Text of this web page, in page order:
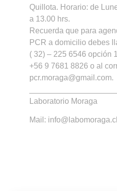
Quillota. Horario: de
a 13.00 hrs.
Recuerda que para
PCR a domicilio debes
( 32) – 225 6546 opción
+56 9 7681 8826 o al
pcr.moraga@gmail.com.
Laboratorio Moraga
Mail: